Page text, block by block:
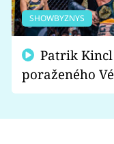
SHOWBYZNYS
poraženého
fanoušci